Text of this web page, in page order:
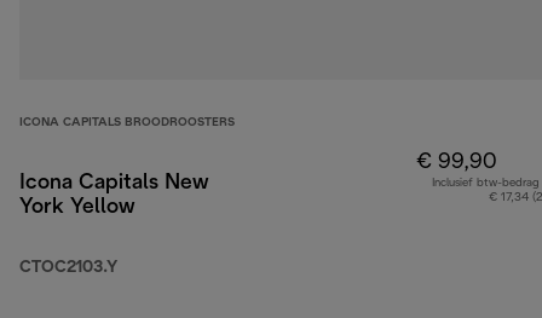
ICONA CAPITALS BROODROOSTERS
Icona Capitals New
York Yellow
CTOC2103.Y
€ 99,90
Inclusief btw-bedrag
€ 17,34